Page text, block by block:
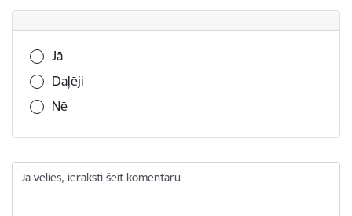
Vai šī informācija bija noderīga?
Jā
Daļēji
Nē
Ja vēlies, ieraksti šeit komentāru